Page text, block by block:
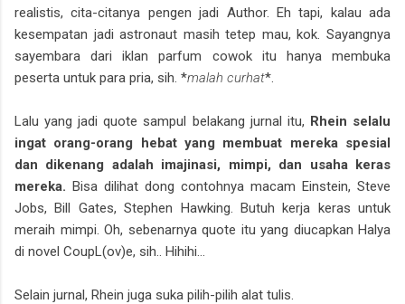
realistis, cita-citanya pengen jadi Author. Eh tapi, kalau ada
kesempatan jadi astronaut masih tetep mau, kok. Sayangnya
sayembara dari iklan parfum cowok itu hanya membuka
peserta untuk para pria, sih. *malah curhat*.
Lalu yang jadi quote sampul belakang jurnal itu, Rhein selalu
ingat orang-orang hebat yang membuat mereka spesial
dan dikenang adalah imajinasi, mimpi, dan usaha keras
mereka. Bisa dilihat dong contohnya macam Einstein, Steve
Jobs, Bill Gates, Stephen Hawking. Butuh kerja keras untuk
meraih mimpi. Oh, sebenarnya quote itu yang diucapkan Halya
di novel CoupL(ov)e, sih.. Hihihi...
Selain jurnal, Rhein juga suka pilih-pilih alat tulis.